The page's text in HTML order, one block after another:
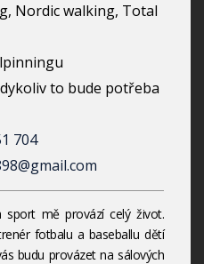
Nordic walking, Total
to bude potřeba
704
sport mě provází celý život.
fotbalu a baseballu dětí
budu provázet na sálových